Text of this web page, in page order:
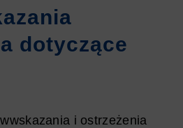
dotyczące
i ostrzeżenia